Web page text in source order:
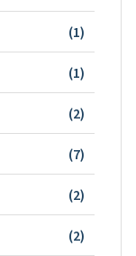
(1)
(1)
(2)
(7)
(2)
(2)